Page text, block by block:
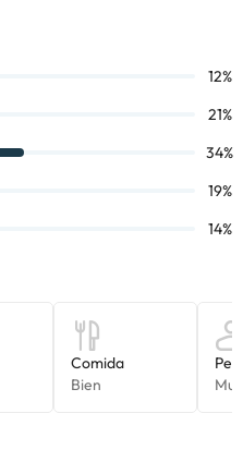
Torrelavega, Santander
en el establecimiento. Toda la